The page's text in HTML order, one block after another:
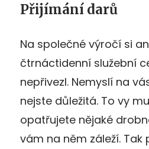
Přijímání darů
Na společné výročí si
čtrnáctidenní služební
nepřivezl. Nemyslí na
nejste důležitá. To vy
opatřujete nějaké
vám na něm záleží. Tak